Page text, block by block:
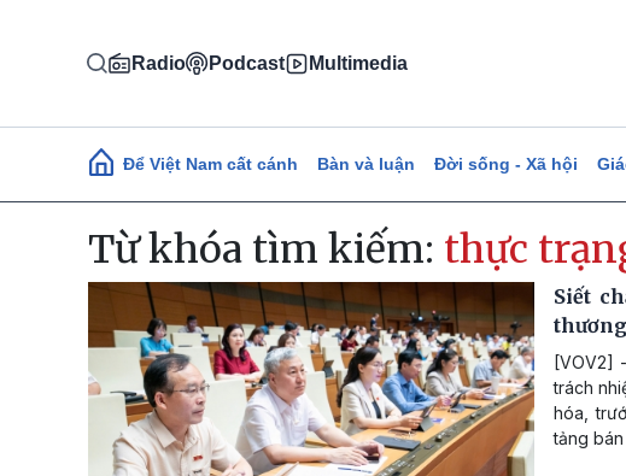
Radio Podcast Multimedia
Main navigation
Để Việt Nam cất cánh Bàn và luận Đời sống - Xã hội
Từ khóa tìm kiếm: thực
Siết
[VOV2]
trách
hóa,
tảng